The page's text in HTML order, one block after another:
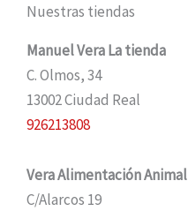
Nuestras tiendas
Manuel Vera La tienda
C. Olmos, 34
13002 Ciudad Real
926213808
Vera Alimentación Animal
C/Alarcos 19